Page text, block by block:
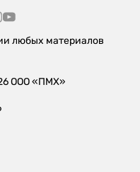
любых материалов
ООО «ПМХ»